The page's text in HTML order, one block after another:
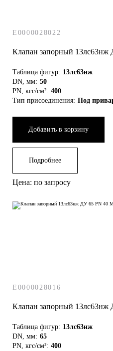
E0000028022
Клапан запорный
Таблица фигур: 13лс63нж
DN, мм: 50
PN, кгс/см²: 400
Тип присоединения: Под
Добавить в корзину
Подробнее
Цена: по запросу
E0000028016
Клапан запорный
Таблица фигур: 13лс63нж
DN, мм: 65
PN, кгс/см²: 400